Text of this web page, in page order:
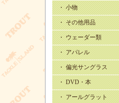
・ 小物
・ その他用品
・ ウェーダー類
・ アパレル
・ 偏光サングラス
・ DVD・本
・ アールグラット